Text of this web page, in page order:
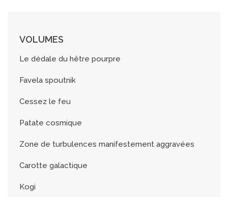
VOLUMES
Le dédale du hêtre pourpre
Favela spoutnik
Cessez le feu
Patate cosmique
Zone de turbulences manifestement aggravées
Carotte galactique
Kogi